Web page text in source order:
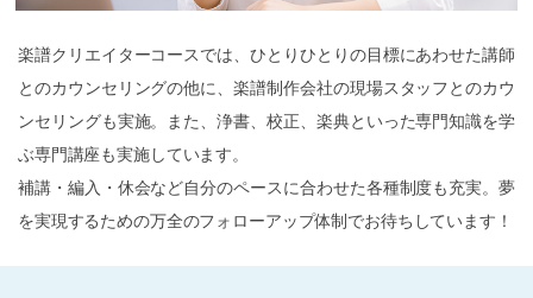
楽譜クリエイターコースでは、ひとりひとりの目標にあわせた講師
とのカウンセリングの他に、楽譜制作会社の現場スタッフとのカウ
ンセリングも実施。また、浄書、校正、楽典といった専門知識を学
ぶ専門講座も実施しています。
補講・編入・休会など自分のペースに合わせた各種制度も充実。夢
を実現するための万全のフォローアップ体制でお待ちしています！